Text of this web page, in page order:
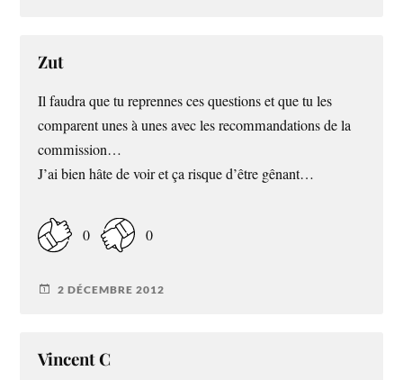
Zut
Il faudra que tu reprennes ces questions et que tu les
comparent unes à unes avec les recommandations de la
commission…
J’ai bien hâte de voir et ça risque d’être gênant…
0 0
2 DÉCEMBRE 2012
Vincent C